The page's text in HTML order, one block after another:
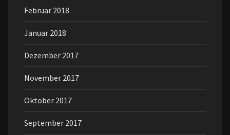
Februar 2018
Januar 2018
Dezember 2017
November 2017
Oktober 2017
September 2017